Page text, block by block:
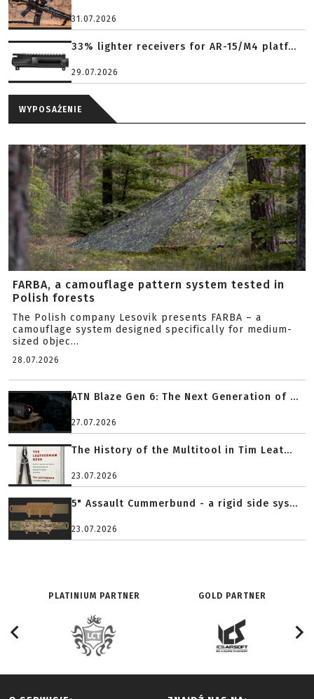
31.07.2026
33% lighter receivers for AR-15/M4 platf...
29.07.2026
WYPOSAŻENIE
FARBA, a camouflage pattern system tested in
Polish forests
The Polish company Lesovik presents FARBA – a
camouflage system designed specifically for medium-
sized objec...
28.07.2026
ATN Blaze Gen 6: The Next Generation of ...
27.07.2026
The History of the Multitool in Tim Leat...
23.07.2026
5" Assault Cummerbund - a rigid side sys...
23.07.2026
PLATINIUM PARTNER GOLD PARTNER